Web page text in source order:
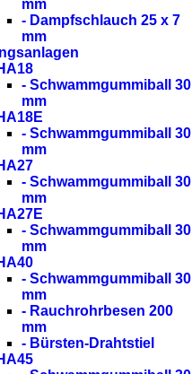
mm
- Dampfschlauch 25 x 7
mm
- Schwammgummiball 30
mm
- Schwammgummiball 30
mm
- Schwammgummiball 30
mm
- Schwammgummiball 30
mm
- Schwammgummiball 30
mm
- Rauchrohrbesen 200
mm
- Bürsten-Drahtstiel